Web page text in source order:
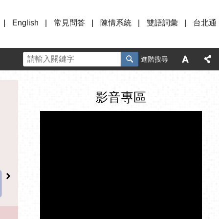
English 常見問答 陳情系統 雙語詞彙 台北通
進階搜尋
影音專區